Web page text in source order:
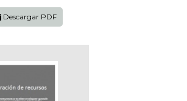
Descargar PDF